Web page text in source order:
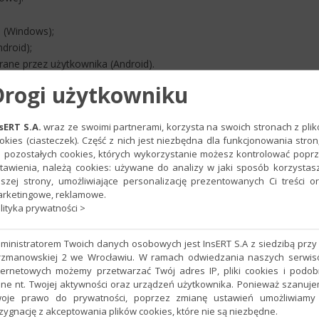
przez użytkownika (Android).
lub firm,
przy pomocy kamerki),
drukarce poprzez Bluetooth lub Wi-Fi,
pomijania polskich liter,
Wi-Fi.
użytkowniku
S.A. wraz ze swoimi partnerami, korzysta na swoich stronach z
(ciasteczek). Część z nich jest niezbędna dla funkcjonowania
pozostałych cookies, których wykorzystanie możesz kontrolować
należą cookies: używane do analizy w jaki sposób
strony, umożliwiające personalizację prezentowanych Ci treści
reklamowe.
prywatności >
Twoich danych osobowych jest InsERT S.A z siedzibą przy
2 we Wrocławiu. W ramach odwiedzania naszych
możemy przetwarzać Twój adres IP, pliki cookies i
nt. Twojej aktywności oraz urządzeń użytkownika. Ponieważ
prawo do prywatności, poprzez zmianę ustawień umożliwiamy
z akceptowania plików cookies, które nie są niezbędne.